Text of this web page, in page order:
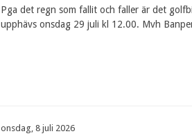
Pga det regn som fallit och faller är det
upphävs onsdag 29 juli kl 12.00. Mvh
onsdag, 8 juli 2026